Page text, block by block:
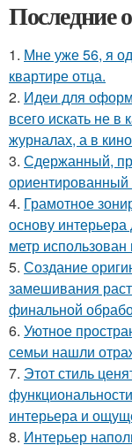
Последние
1. Мне уже 56, я
квартире отца.
2. Идеи для
всего искать не в
журналах, а в
3. Сдержанный,
4. Грамотное
основу
метр
5. Создание
замешивания
финальной
6. Уютное
семьи нашли
7. Этот стиль
интерьера и
8. Интерьер